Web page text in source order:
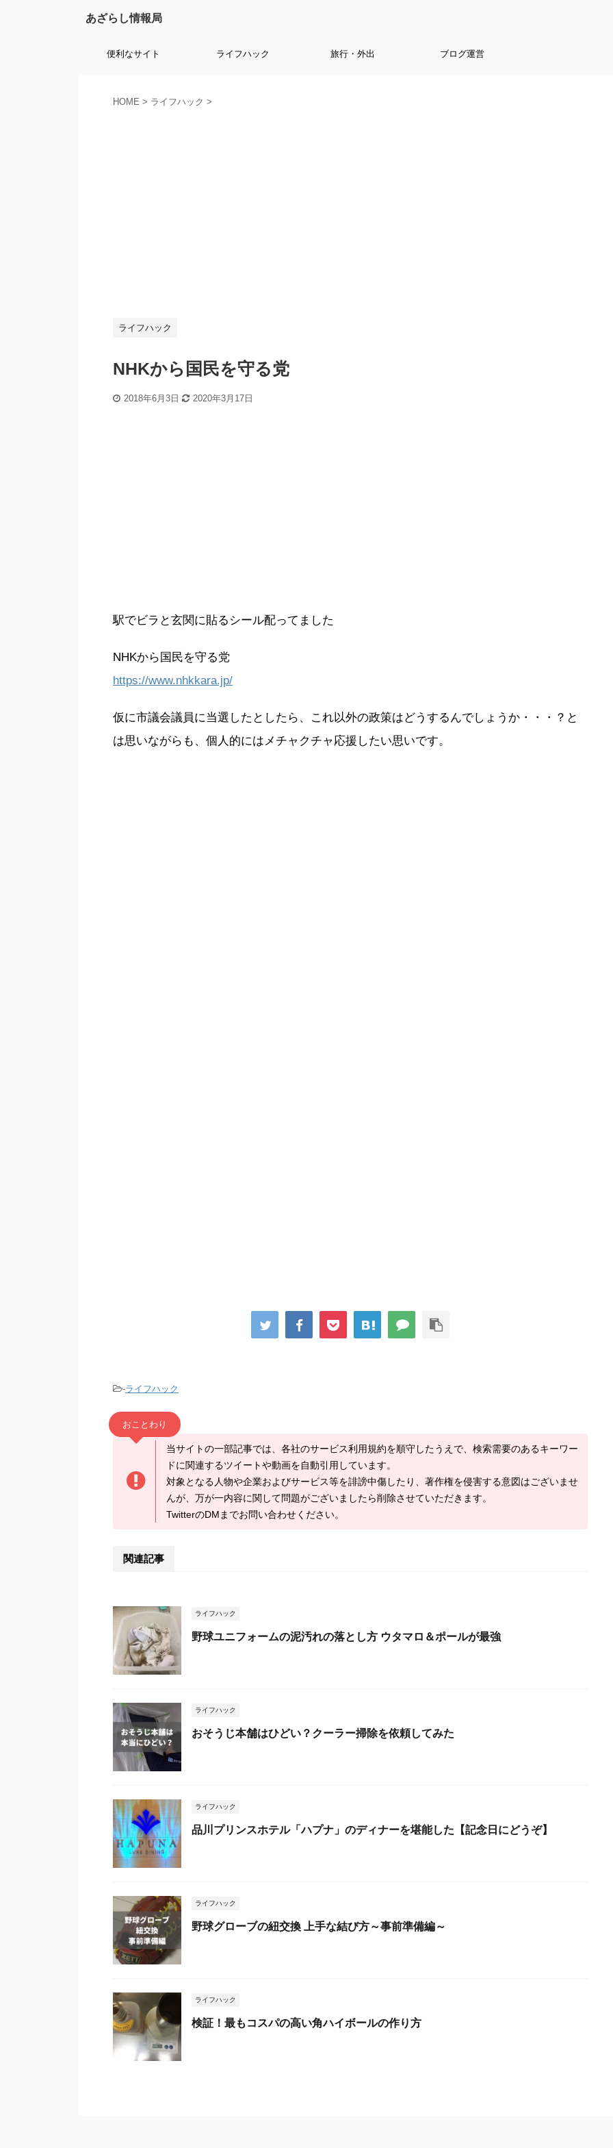
あざらし情報局
便利なサイト ライフハック 旅行・外出 ブログ運営
HOME > ライフハック >
ライフハック
NHKから国民を守る党
2018年6月3日 2020年3月17日
駅でビラと玄関に貼るシール配ってました
NHKから国民を守る党
https://www.nhkkara.jp/
仮に市議会議員に当選したとしたら、これ以外の政策はどうするんでしょうか・・・？と
は思いながらも、個人的にはメチャクチャ応援したい思いです。
-ライフハック
おことわり
当サイトの一部記事では、各社のサービス利用規約を順守したうえで、検索需要のあるキーワー
ドに関連するツイートや動画を自動引用しています。
対象となる人物や企業およびサービス等を誹謗中傷したり、著作権を侵害する意図はございませ
んが、万が一内容に関して問題がございましたら削除させていただきます。
TwitterのDMまでお問い合わせください。
関連記事
ライフハック
野球ユニフォームの泥汚れの落とし方 ウタマロ＆ポールが最強
ライフハック
おそうじ本舗はひどい？クーラー掃除を依頼してみた
ライフハック
品川プリンスホテル「ハプナ」のディナーを堪能した【記念日にどうぞ】
ライフハック
野球グローブの紐交換 上手な結び方～事前準備編～
ライフハック
検証！最もコスパの高い角ハイボールの作り方